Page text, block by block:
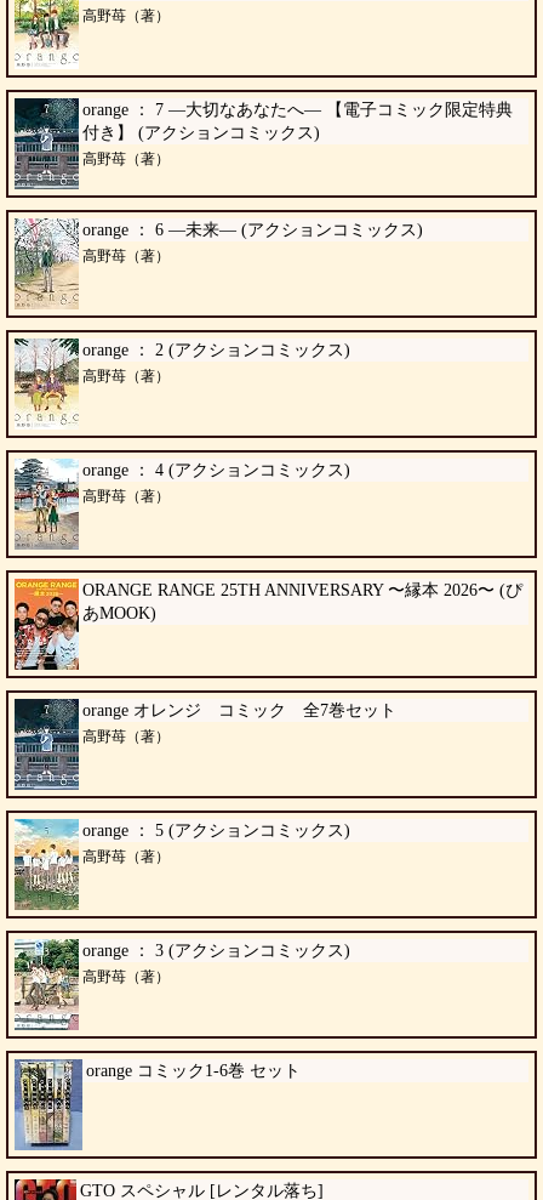
高野苺（著）
orange ： 7 ―大切なあなたへ― 【電子コミック限定特典
付き】 (アクションコミックス)
高野苺（著）
orange ： 6 ―未来― (アクションコミックス)
高野苺（著）
orange ： 2 (アクションコミックス)
高野苺（著）
orange ： 4 (アクションコミックス)
高野苺（著）
ORANGE RANGE 25TH ANNIVERSARY 〜縁本 2026〜 (ぴ
あMOOK)
orange オレンジ コミック 全7巻セット
高野苺（著）
orange ： 5 (アクションコミックス)
高野苺（著）
orange ： 3 (アクションコミックス)
高野苺（著）
orange コミック1-6巻 セット
GTO スペシャル [レンタル落ち]